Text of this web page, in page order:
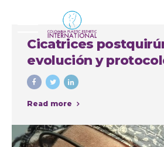
Cicatrices
evolución y
Read more